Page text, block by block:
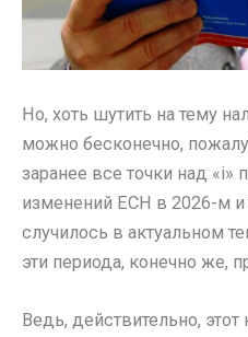
Но, хоть шутить на тему
можно бесконечно,
заранее все точки над «i»
изменений ЕСН в 2026-м и
случилось в актуальном
эти периода, конечно же,
Ведь, действительно,